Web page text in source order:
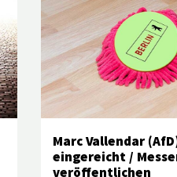
Marc Vallendar
eingereicht /
veröffentlichen